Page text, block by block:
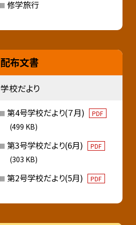
修学旅行
配布文書
学校だより
第4号学校だより(７月) PDF
(499 KB)
第3号学校だより(6月) PDF
(303 KB)
第2号学校だより(5月) PDF